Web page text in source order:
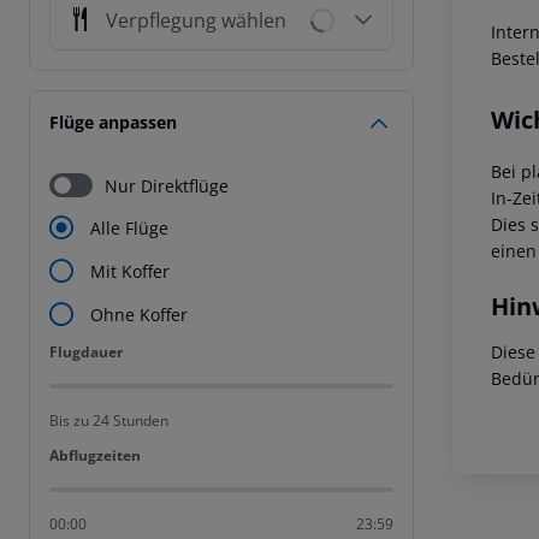
Verpflegung wählen
Flüge anpassen
Nur Direktflüge
Alle Flüge
Mit Koffer
Ohne Koffer
Flugdauer
Flugdauer
Bis zu 24 Stunden
Abflugzeiten
Abflugzeiten
00:00 23:59
Bei
In-
Dies